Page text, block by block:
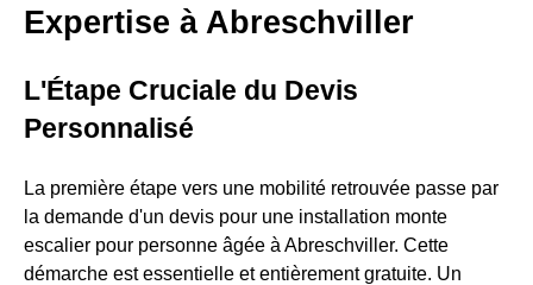
Expertise à Abreschviller
L'Étape Cruciale du Devis
Personnalisé
La première étape vers une mobilité retrouvée passe par
la demande d'un devis pour une installation monte
escalier pour personne âgée à Abreschviller. Cette
démarche est essentielle et entièrement gratuite. Un